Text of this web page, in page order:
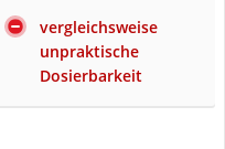
vergleichsweise
unpraktische
Dosierbarkeit